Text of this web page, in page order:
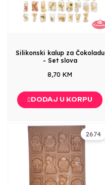
Silikonski kalup za Čokoladu
- Set slova
8,70 KM
DODAJ U KORPU
2674